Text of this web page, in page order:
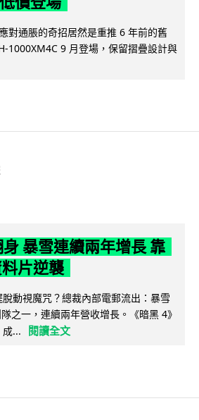
對通脹的奇招居然是重推 6 年前的舊
1000XM4C 9 月登場，保留摺疊設計與
暴雪連續兩年增長 靠
料片逆襲
動視魔咒？總裁內部電郵流出：暴雪
之一，連續兩年營收增長。《暗黑 4》
...
閱讀全文